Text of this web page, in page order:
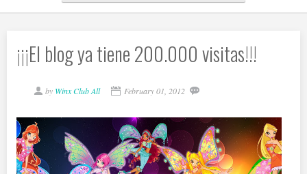
¡¡¡El blog ya tiene 200.000 visitas!!!
by Winx Club All February 01, 2012